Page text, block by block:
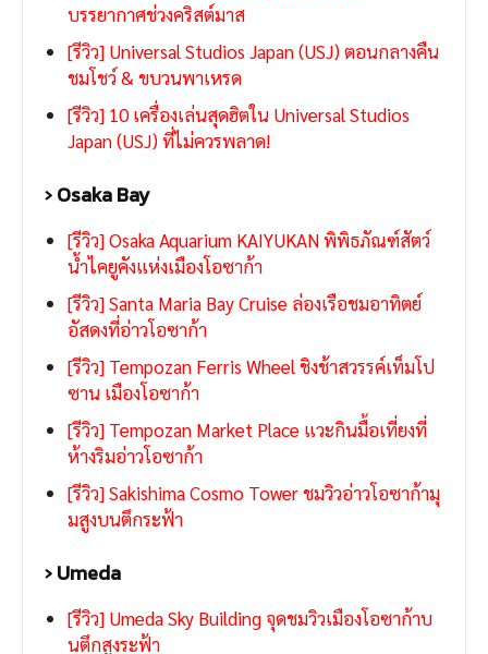
บรรยากาศช่วงคริสต์มาส
[รีวิว] Universal Studios Japan (USJ) ตอนกลางคืน
ชมโชว์ & ขบวนพาเหรด
[รีวิว] 10 เครื่องเล่นสุดฮิตใน Universal Studios
Japan (USJ) ที่ไม่ควรพลาด!
› Osaka Bay
[รีวิว] Osaka Aquarium KAIYUKAN พิพิธภัณฑ์สัตว์
น้ำไคยูคังแห่งเมืองโอซาก้า
[รีวิว] Santa Maria Bay Cruise ล่องเรือชมอาทิตย์
อัสดงที่อ่าวโอซาก้า
[รีวิว] Tempozan Ferris Wheel ชิงช้าสวรรค์เท็มโป
ซาน เมืองโอซาก้า
[รีวิว] Tempozan Market Place แวะกินมื้อเที่ยงที่
ห้างริมอ่าวโอซาก้า
[รีวิว] Sakishima Cosmo Tower ชมวิวอ่าวโอซาก้ามุ
มสูงบนตึกระฟ้า
› Umeda
[รีวิว] Umeda Sky Building จุดชมวิวเมืองโอซาก้าบ
นตึกสูงระฟ้า